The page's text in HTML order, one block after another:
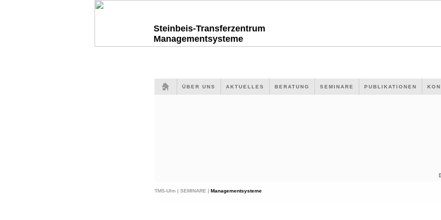
Steinbeis-Transferzentrum
Managementsysteme
ÜBER UNS AKTUELLES BERATUNG SEMINARE PUBLIKATIONEN
TMS-Ulm | SEMINARE | Managementsysteme